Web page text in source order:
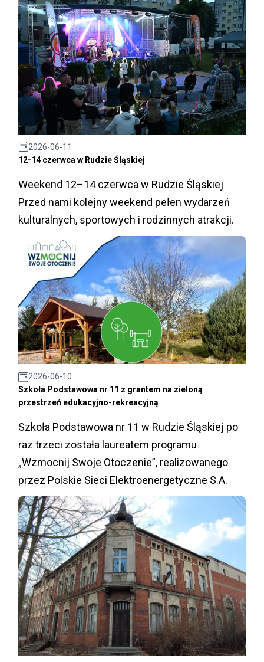
2026-06-11
12-14 czerwca w Rudzie Śląskiej
Weekend 12–14 czerwca w Rudzie Śląskiej
Przed nami kolejny weekend pełen wydarzeń
kulturalnych, sportowych i rodzinnych atrakcji.
2026-06-10
Szkoła Podstawowa nr 11 z grantem na zieloną
przestrzeń edukacyjno-rekreacyjną
Szkoła Podstawowa nr 11 w Rudzie Śląskiej po
raz trzeci została laureatem programu
„Wzmocnij Swoje Otoczenie”, realizowanego
przez Polskie Sieci Elektroenergetyczne S.A.